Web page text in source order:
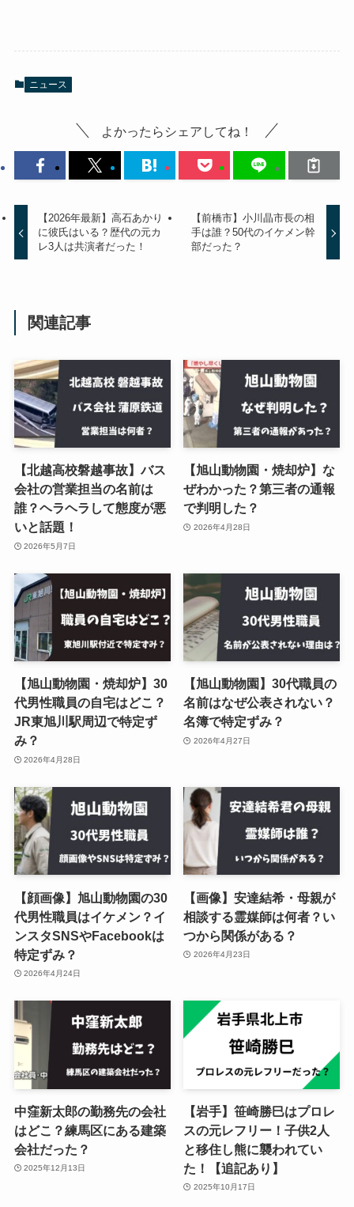
ニュース
よかったらシェアしてね！
【2026年最新】高石あかり
に彼氏はいる？歴代の元カ
レ3人は共演者だった！
【前橋市】小川晶市長の相
手は誰？50代のイケメン幹
部だった？
関連記事
【北越高校磐越事故】バス
会社の営業担当の名前は
誰？ヘラヘラして態度が悪
いと話題！
2026年5月7日
【旭山動物園・焼却炉】な
ぜわかった？第三者の通報
で判明した？
2026年4月28日
【旭山動物園・焼却炉】30
代男性職員の自宅はどこ？
JR東旭川駅周辺で特定ず
み？
2026年4月28日
【旭山動物園】30代職員の
名前はなぜ公表されない？
名簿で特定ずみ？
2026年4月27日
【顔画像】旭山動物園の30
代男性職員はイケメン？イ
ンスタSNSやFacebookは
特定ずみ？
2026年4月24日
【画像】安達結希・母親が
相談する霊媒師は何者？い
つから関係がある？
2026年4月23日
中窪新太郎の勤務先の会社
はどこ？練馬区にある建築
会社だった？
2025年12月13日
【岩手】笹崎勝巳はプロレ
スの元レフリー！子供2人
と移住し熊に襲われてい
た！【追記あり】
2025年10月17日